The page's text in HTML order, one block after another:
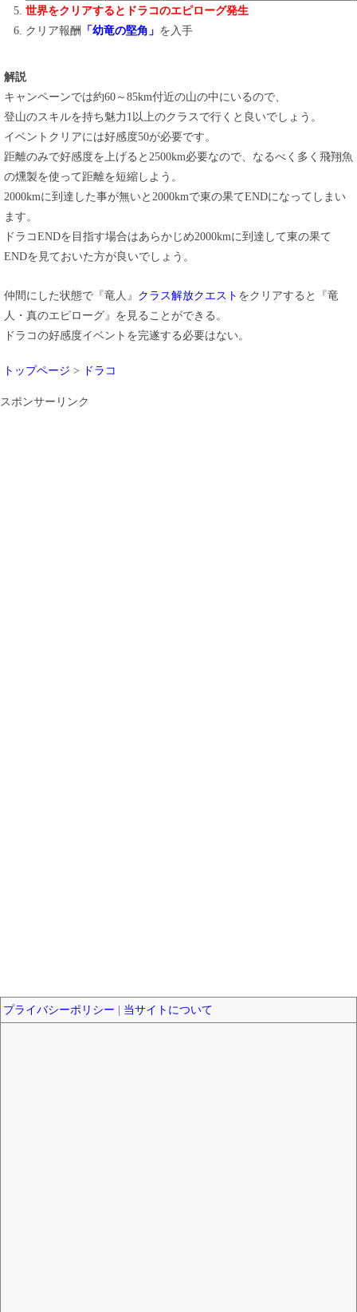
世界をクリアするとドラコのエピローグ発生
クリア報酬
「幼竜の堅角」 を入手
解説
キャンペーンでは約60～85km付近の山の中にいるので、
登山のスキルを持ち魅力1以上のクラスで行くと良いでしょう。
イベントクリアには好感度50が必要です。
距離のみで好感度を上げると2500km必要なので、なるべく多く飛翔魚
の燻製を使って距離を短縮しよう。
2000kmに到達した事が無いと2000kmで東の果てENDになってしまい
ます。
ドラコENDを目指す場合はあらかじめ2000kmに到達して東の果て
ENDを見ておいた方が良いでしょう。
仲間にした状態で『竜人』 クラス解放クエスト をクリアすると『竜
人・真のエピローグ』を見ることができる。
ドラコの好感度イベントを完遂する必要はない。
トップページ > ドラコ
スポンサーリンク
プライバシーポリシー 当サイトについて